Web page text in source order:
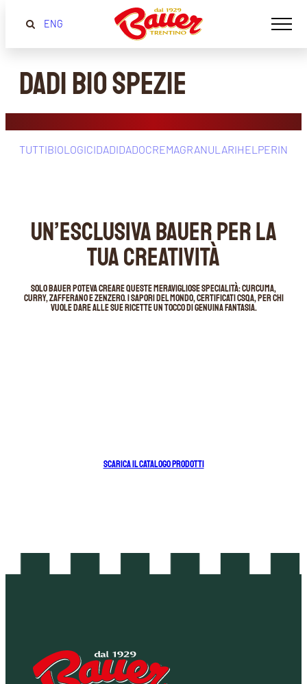
ENG
Dadi Bio Spezie
TUTTIBIOLOGICIDADIDADOCREMAGRANULARIHELPER
UN’ESCLUSIVA BAUER PER LA
TUA CREATIVITÀ
Solo Bauer poteva creare queste meravigliose specialità: curcuma,
curry, zafferano e zenzero. I sapori del mondo, certificati CSQA, per chi
vuole dare alle sue ricette un tocco di genuina fantasia.
SCARICA IL CATALOGO PRODOTTI